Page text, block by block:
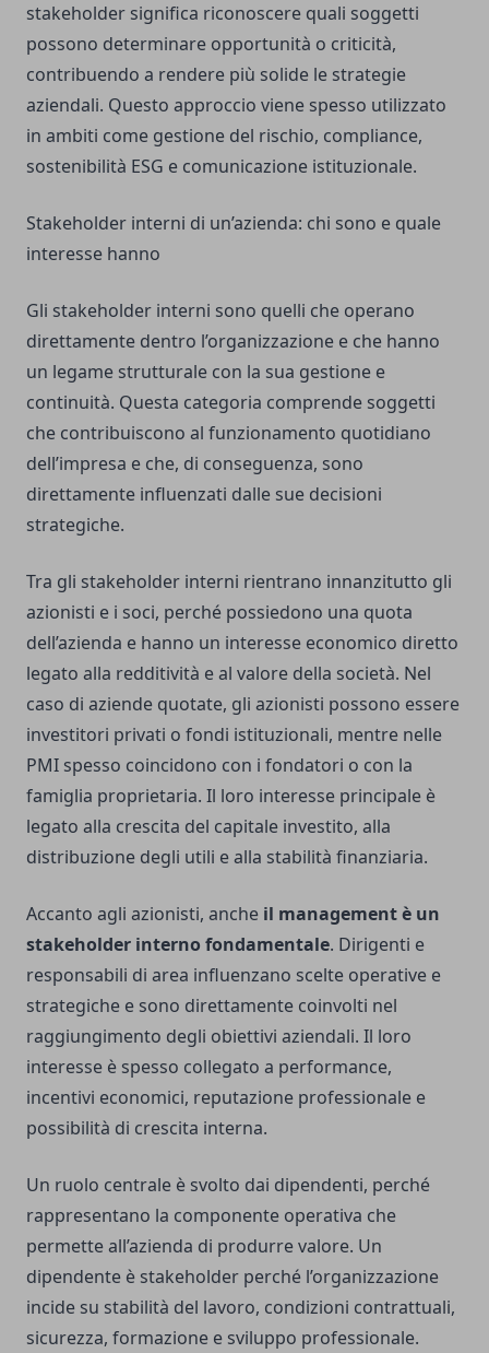
stakeholder significa riconoscere quali soggetti
possono determinare opportunità o criticità,
contribuendo a rendere più solide le strategie
aziendali. Questo approccio viene spesso utilizzato
in ambiti come gestione del rischio, compliance,
sostenibilità ESG e comunicazione istituzionale.
Stakeholder interni di un’azienda: chi sono e quale
interesse hanno
Gli stakeholder interni sono quelli che operano
direttamente dentro l’organizzazione e che hanno
un legame strutturale con la sua gestione e
continuità. Questa categoria comprende soggetti
che contribuiscono al funzionamento quotidiano
dell’impresa e che, di conseguenza, sono
direttamente influenzati dalle sue decisioni
strategiche.
Tra gli stakeholder interni rientrano innanzitutto gli
azionisti e i soci, perché possiedono una quota
dell’azienda e hanno un interesse economico diretto
legato alla redditività e al valore della società. Nel
caso di aziende quotate, gli azionisti possono essere
investitori privati o fondi istituzionali, mentre nelle
PMI spesso coincidono con i fondatori o con la
famiglia proprietaria. Il loro interesse principale è
legato alla crescita del capitale investito, alla
distribuzione degli utili e alla stabilità finanziaria.
Accanto agli azionisti, anche il management è un
stakeholder interno fondamentale. Dirigenti e
responsabili di area influenzano scelte operative e
strategiche e sono direttamente coinvolti nel
raggiungimento degli obiettivi aziendali. Il loro
interesse è spesso collegato a performance,
incentivi economici, reputazione professionale e
possibilità di crescita interna.
Un ruolo centrale è svolto dai dipendenti, perché
rappresentano la componente operativa che
permette all’azienda di produrre valore. Un
dipendente è stakeholder perché l’organizzazione
incide su stabilità del lavoro, condizioni contrattuali,
sicurezza, formazione e sviluppo professionale.